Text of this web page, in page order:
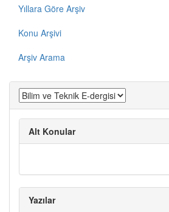
Yıllara Göre Arşiv
Konu Arşivi
Arşiv Arama
Alt Konular
Yazılar